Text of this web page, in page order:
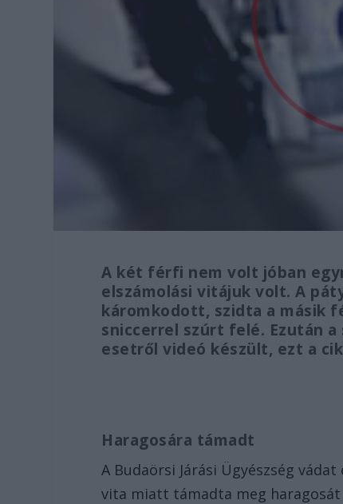
A két férfi nem volt jóban
elszámolási vitájuk volt. A
káromkodott, szidta a másik
sniccerrel szúrt felé. Ezután
esetről videó készült, ezt a
Haragosára támadt
A Budaörsi Járási Ügyészség
vita miatt támadta meg